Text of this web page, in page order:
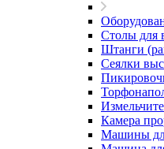
Столы для
Штанги
Сеялки
Камера
Машины